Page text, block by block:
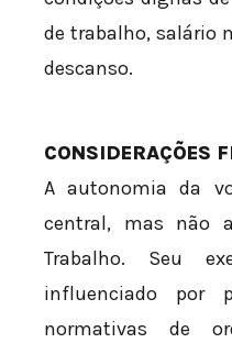
de trabalho, salário
descanso.
CONSIDERAÇÕES
A autonomia da
central, mas não
Trabalho. Seu
influenciado por
normativas de